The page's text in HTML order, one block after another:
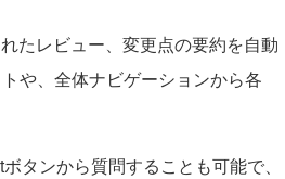
たレビュー、変更点の要約を自動
や、全体ナビゲーションから各
タンから質問することも可能で、